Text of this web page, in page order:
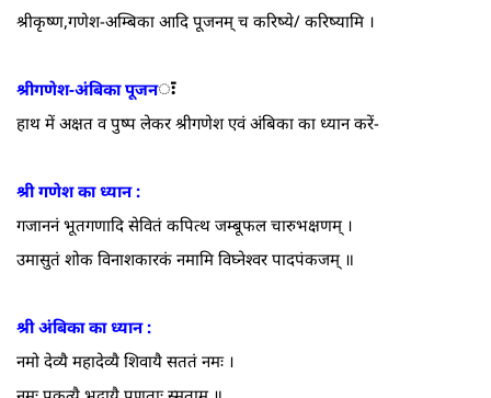
श्रीकृष्ण,गणेश-अम्बिका आदि पूजनम्‌ च करिष्ये/ करिष्यामि ।
श्रीगणेश-अंबिका पूजनः
हाथ में अक्षत व पुष्प लेकर श्रीगणेश एवं अंबिका का ध्यान करें-
श्री गणेश का ध्यान :
गजाननं भूतगणादि सेवितं कपित्थ जम्बूफल चारुभक्षणम्‌ ।
उमासुतं शोक विनाशकारकं नमामि विघ्नेश्वर पादपंकजम्‌ ॥
श्री अंबिका का ध्यान :
नमो देव्यै महादेव्यै शिवायै सततं नमः ।